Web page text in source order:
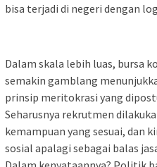
bisa terjadi di negeri dengan
Dalam skala lebih luas, bursa
semakin gamblang
prinsip meritokrasi yang
Seharusnya rekrutmen
kemampuan yang sesuai, dan
sosial apalagi sebagai balas